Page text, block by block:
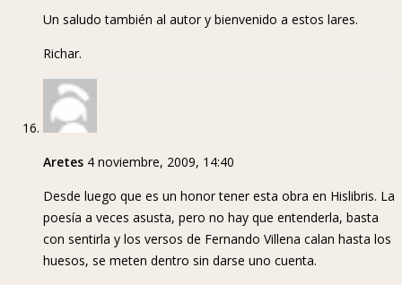
Un saludo también al autor y bienvenido a estos lares.
Richar.
Aretes 4 noviembre, 2009, 14:40
Desde luego que es un honor tener esta obra en Hislibris. La
poesía a veces asusta, pero no hay que entenderla, basta
con sentirla y los versos de Fernando Villena calan hasta los
huesos, se meten dentro sin darse uno cuenta.